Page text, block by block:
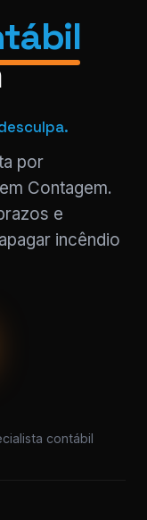
por
Contagem.
e
incêndio
contábil